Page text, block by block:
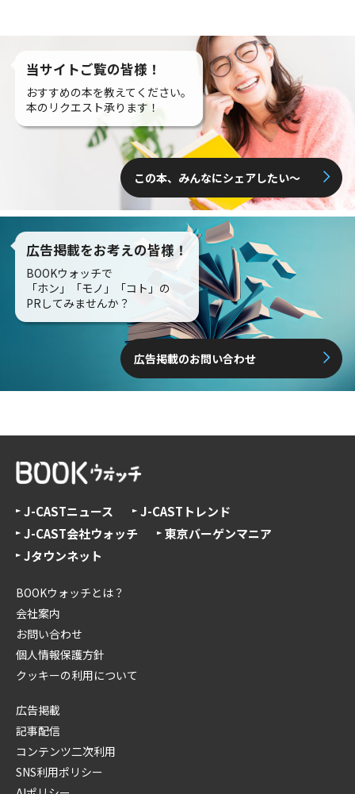
当サイトご覧の皆様！
おすすめの本を教えてください。
本のリクエスト承ります！
この本、みんなにシェアしたい〜
広告掲載をお考えの皆様！
BOOKウォッチで
「ホン」「モノ」「コト」の
PRしてみませんか？
広告掲載のお問い合わせ
J-CASTニュース
J-CASTトレンド
J-CAST会社ウォッチ
東京バーゲンマニア
Jタウンネット
BOOKウォッチとは？
会社案内
お問い合わせ
個人情報保護方針
クッキーの利用について
広告掲載
記事配信
コンテンツ二次利用
SNS利用ポリシー